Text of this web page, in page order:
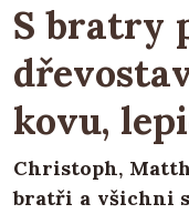
S bratry
kovu,
Christoph,
bratři a všichni